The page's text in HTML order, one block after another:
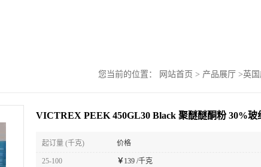
您当前的位置： 网站首页 > 产品展厅 >英
VICTREX PEEK 450GL30 Black 聚醚醚酮粉 30%玻
起订量 (千克) 价格
25-100 ￥ 139 /千克